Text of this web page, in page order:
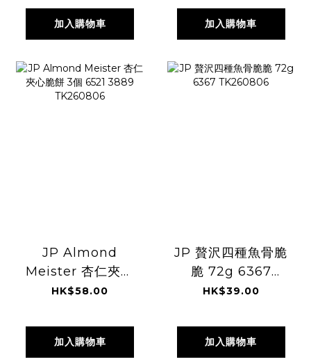
加入購物車
TK260806
加入購物車
JP Almond
Meister 杏仁夾心
脆餅 3個 6521
HK$58.00
加入購物車
JP 贅沢四種魚骨脆
脆 72g 6367
TK260806
HK$39.00
加入購物車